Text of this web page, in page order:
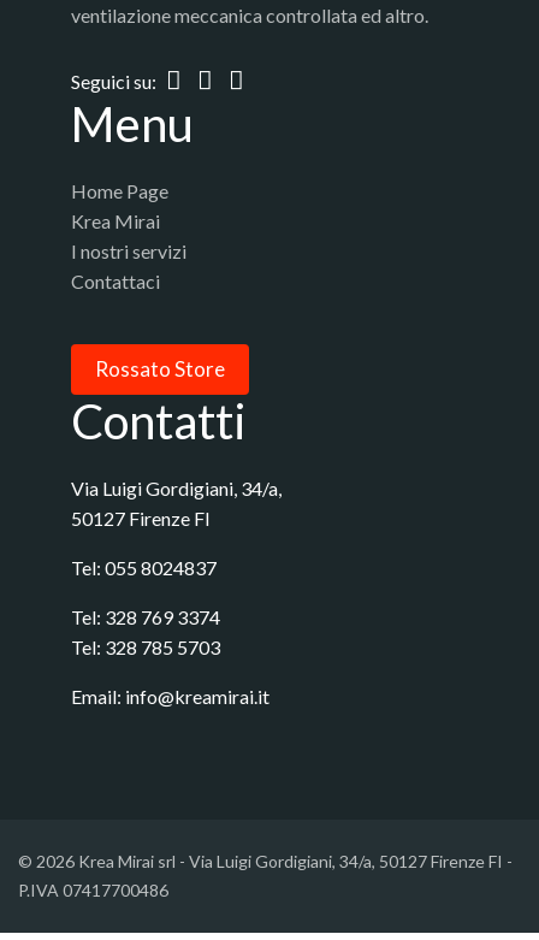
ventilazione meccanica controllata ed altro.
Seguici su:
Menu
Home Page
Krea Mirai
I nostri servizi
Contattaci
Rossato Store
Contatti
Via Luigi Gordigiani, 34/a,
50127 Firenze FI
Tel: 055 8024837
Tel: 328 769 3374
Tel: 328 785 5703
Email: info@kreamirai.it
© 2026 Krea Mirai srl - Via Luigi Gordigiani, 34/a, 50127 Firenze FI -
P.IVA 07417700486